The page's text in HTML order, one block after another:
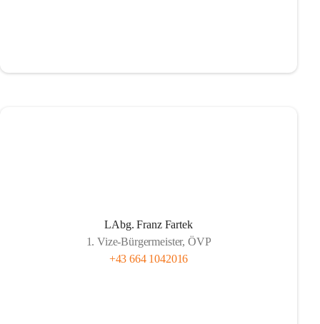
LAbg. Franz Fartek
1. Vize-Bürgermeister, ÖVP
+43 664 1042016